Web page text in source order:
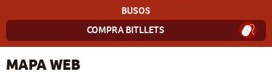
BUSOS
COMPRA BITLLETS
MAPA WEB